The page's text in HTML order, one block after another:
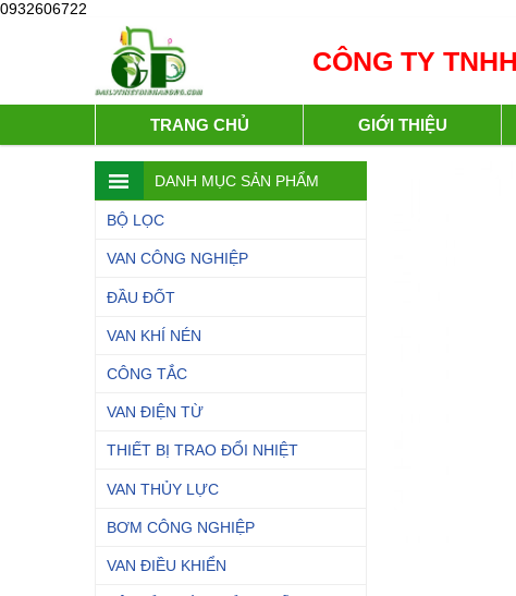
0932606722
CÔNG TY
TRANG CHỦ GIỚI THIỆU
DANH MỤC SẢN PHẨM
BỘ LỌC
VAN CÔNG NGHIỆP
ĐẦU ĐỐT
VAN KHÍ NÉN
CÔNG TẮC
VAN ĐIỆN TỪ
THIẾT BỊ TRAO ĐỔI NHIỆT
VAN THỦY LỰC
BƠM CÔNG NGHIỆP
VAN ĐIỀU KHIỂN